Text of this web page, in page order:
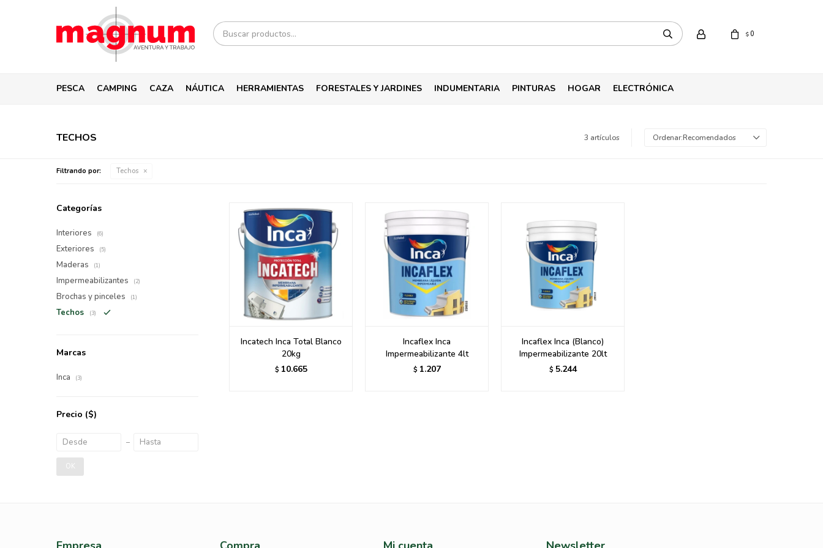
PESCA CAMPING CAZA NÁUTICA HERRAMIENTAS FORESTALES Y JARDINES INDUMENTARIA PINTURAS HOGAR ELECTRÓNICA
$ 0
TECHOS 3 artículos Recomendados
Filtrando por: Techos
Incatech Inca Total Blanco
20kg
$ 10.665
Incaflex Inca
Impermeabilizante 4lt
$ 1.207
Incaflex Inca (Blanco)
Impermeabilizante 20lt
$ 5.244
Categorías
Interiores (6)
Exteriores (5)
Maderas (1)
Impermeabilizantes (2)
Brochas y pinceles (1)
Techos (3)
Marcas
Inca (3)
Precio ($)
OK